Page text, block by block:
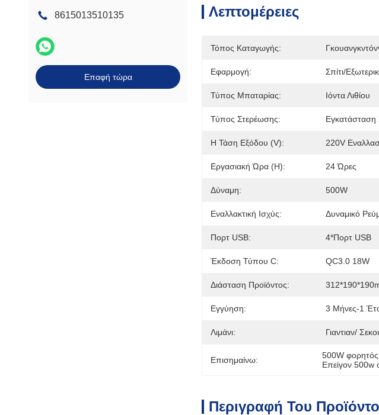
8615013510135
Επαφή τώρα
Λεπτομέρειες
Τόπος Καταγωγής:
Εφαρμογή: Σπίτι/
Τύπος Μπαταρίας: Ιόντα Λιθίου
Τύπος Στερέωσης:
Η Τάση Εξόδου (V): 220V
Εργασιακή Ώρα (h): 24 Ώρες
Δύναμη: 500W
Εναλλακτική Ισχύς: Δυναμικό
Πορτ USB: 4*πορτ USB
Έκδοση Τύπου C: QC3.0 18W
Διάσταση Προϊόντος:
Εγγύηση: 3 Μήνες-1
Λιμάνι: Γιαντιαν/
Επισημαίνω: 500W φορητός
Επείγον 500w
Περιγραφή Του